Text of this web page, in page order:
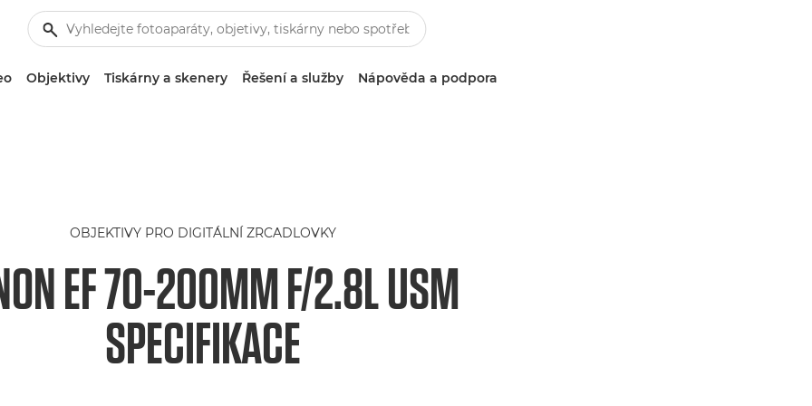
Objektivy Tiskárny a skenery Řešení a služby Nápověda a podpora
OBJEKTIVY PRO DIGITÁLNÍ ZRCADLOVKY
EF 70-200MM F/2.8L USM
SPECIFIKACE